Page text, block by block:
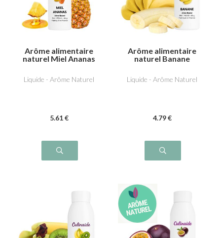
Arôme alimentaire
naturel Miel Ananas
Liquide - Arôme Naturel
5.61 €
Arôme alimentaire
naturel Banane
Liquide - Arôme Naturel
4.79 €